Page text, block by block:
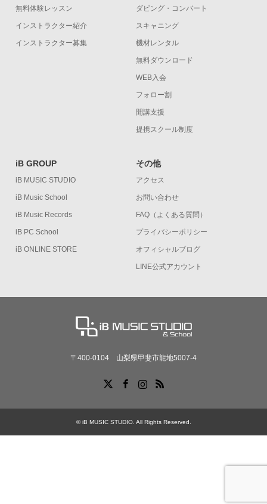
無料体験レッスン
インストラクター紹介
インストラクター募集
ダビング・コンバート
スキャニング
機材レンタル
無料ダウンロード
WEB入会
フォロー割
開講支援
提携スクール制度
iB GROUP
iB MUSIC STUDIO
iB Music School
iB Music Records
iB PC School
iB ONLINE STORE
その他
アクセス
お問い合わせ
FAQ（よくある質問）
プライバシーポリシー
オフィシャルブログ
LINE公式アカウント
〒400-0104 山梨県甲斐市龍地5007-4
RSS
©iB MUSIC STUDIO. All Rights Reserved.